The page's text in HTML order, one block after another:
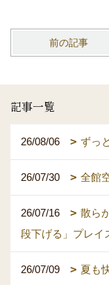
前の記事
記事一覧
26/08/06 ずっ
26/07/30 全館
26/07/16
散ら
段下げる」プレイ
26/07/09 夏も